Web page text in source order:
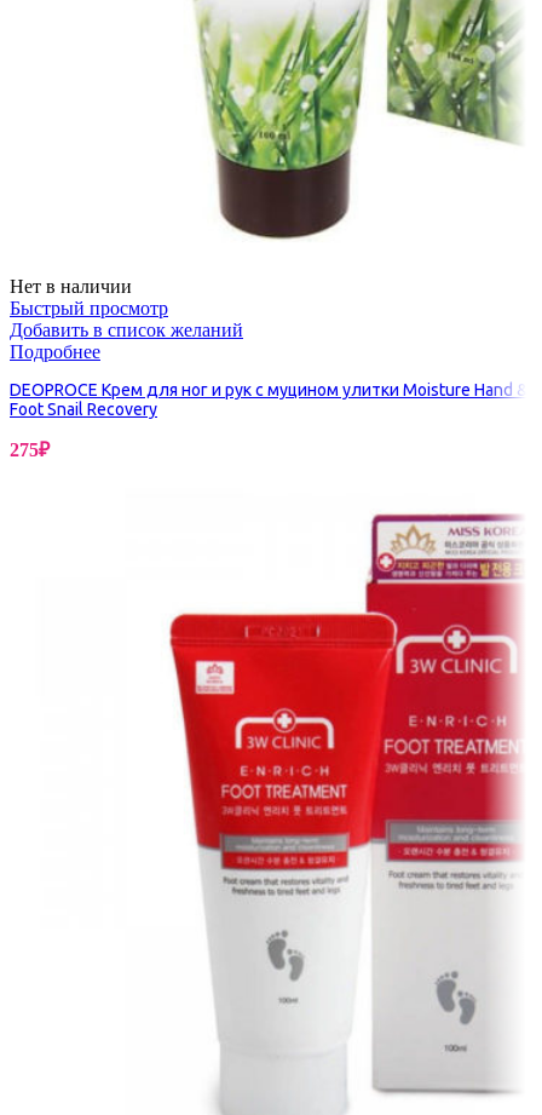
Нет в наличии
Быстрый просмотр
Добавить в список желаний
Подробнее
DEOPROCE Крем для ног и рук с муцином улитки Moisture Hand &
Foot Snail Recovery
275₽